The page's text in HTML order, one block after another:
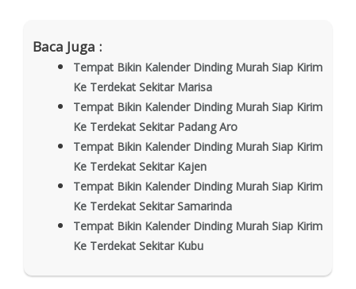
Baca Juga :
Tempat Bikin Kalender Dinding Murah Siap Kirim
Ke Terdekat Sekitar Marisa
Tempat Bikin Kalender Dinding Murah Siap Kirim
Ke Terdekat Sekitar Padang Aro
Tempat Bikin Kalender Dinding Murah Siap Kirim
Ke Terdekat Sekitar Kajen
Tempat Bikin Kalender Dinding Murah Siap Kirim
Ke Terdekat Sekitar Samarinda
Tempat Bikin Kalender Dinding Murah Siap Kirim
Ke Terdekat Sekitar Kubu